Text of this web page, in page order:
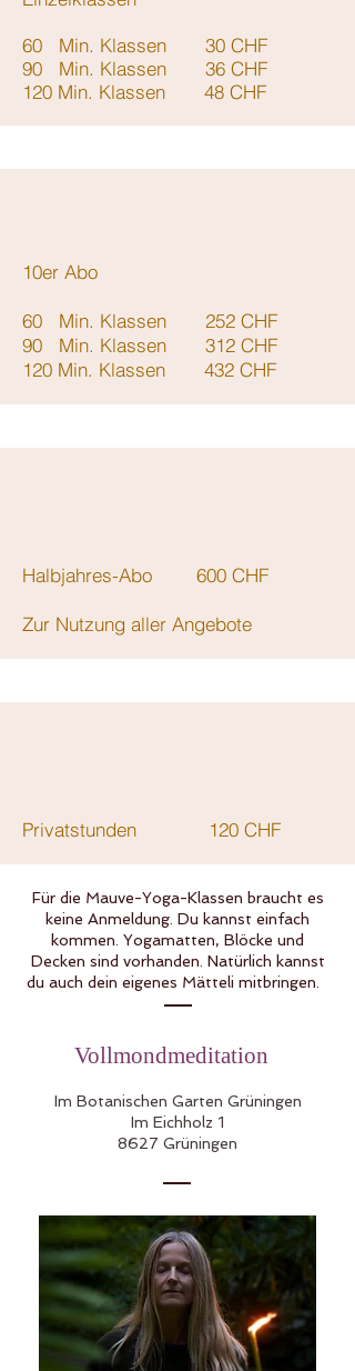
60 Min. Klassen 30 CHF
90 Min. Klassen 36 CHF
120 Min. Klassen 48 CHF
10er Abo
60 Min. Klassen 252 CHF
90 Min. Klassen 312 CHF
120 Min. Klassen 432 CHF
Halbjahres-Abo 600 CHF
Zur Nutzung aller Angebote
Privatstunden 120 CHF
Für die Mauve-Yoga-Klassen braucht es
keine Anmeldung. Du kannst einfach
kommen. Yogamatten, Blöcke und
Decken sind vorhanden. Natürlich kannst
du auch dein eigenes Mätteli mitbringen.
Vollmondmeditation
Im Botanischen Garten Grüningen
Im Eichholz 1
8627 Grüningen